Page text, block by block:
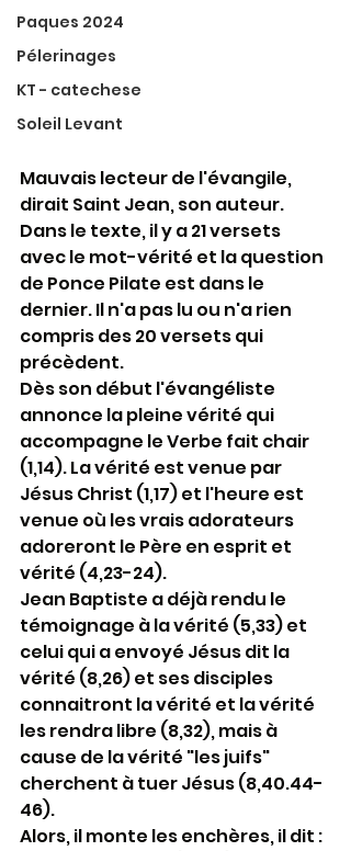
Paques 2024
Pélerinages
KT - catechese
Soleil Levant
Mauvais lecteur de l'évangile,
dirait Saint Jean, son auteur.
Dans le texte, il y a 21 versets
avec le mot-vérité et la question
de Ponce Pilate est dans le
dernier. Il n'a pas lu ou n'a rien
compris des 20 versets qui
précèdent.
Dès son début l'évangéliste
annonce la pleine vérité qui
accompagne le Verbe fait chair
(1,14). La vérité est venue par
Jésus Christ (1,17) et l'heure est
venue où les vrais adorateurs
adoreront le Père en esprit et
vérité (4,23-24).
Jean Baptiste a déjà rendu le
témoignage à la vérité (5,33) et
celui qui a envoyé Jésus dit la
vérité (8,26) et ses disciples
connaitront la vérité et la vérité
les rendra libre (8,32), mais à
cause de la vérité "les juifs"
cherchent à tuer Jésus (8,40.44-
46).
Alors, il monte les enchères, il dit :